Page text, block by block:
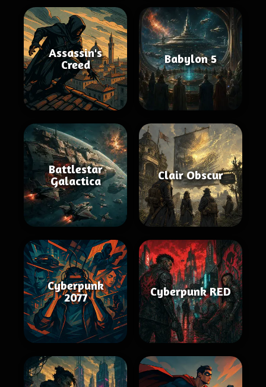
Assassin's
Creed
Babylon 5
Battlestar
Galactica
Clair Obscur
Cyberpunk
2077
Cyberpunk RED